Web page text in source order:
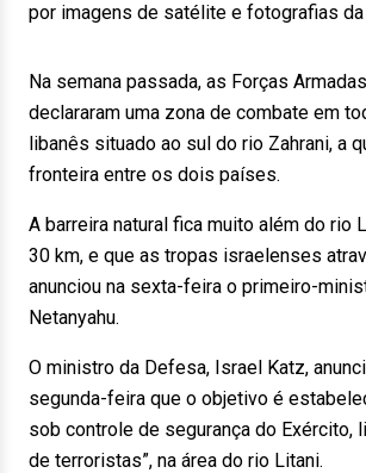
por imagens de satélite e fotografias da
Na semana passada, as Forças
declararam uma zona de combate em
libanês situado ao sul do rio Zahrani, a
fronteira entre os dois países.
A barreira natural fica muito além do rio
30 km, e que as tropas israelenses
anunciou na sexta-feira o primeiro-
Netanyahu.
O ministro da Defesa, Israel Katz,
segunda-feira que o objetivo é
sob controle de segurança do Exército,
de terroristas”, na área do rio Litani.